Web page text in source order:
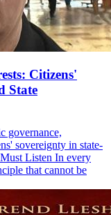
Citizens'
State
governance,
sovereignty in state-
Listen In every
that cannot be